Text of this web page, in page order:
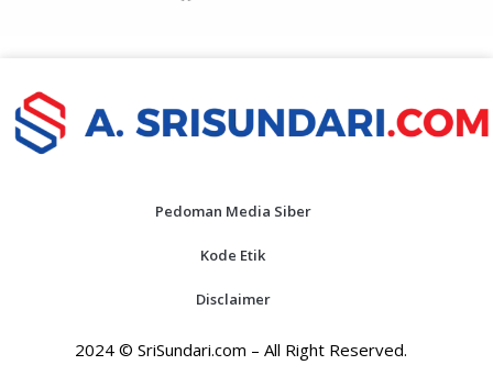
Pedoman Media Siber
Kode Etik
Disclaimer
2024 © SriSundari.com – All Right Reserved.